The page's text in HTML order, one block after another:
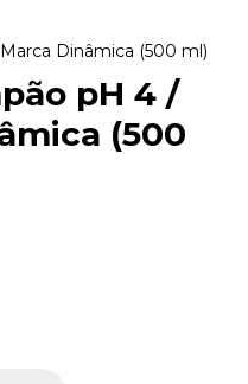
Dinâmica (500 ml)
pH 4 /
(500